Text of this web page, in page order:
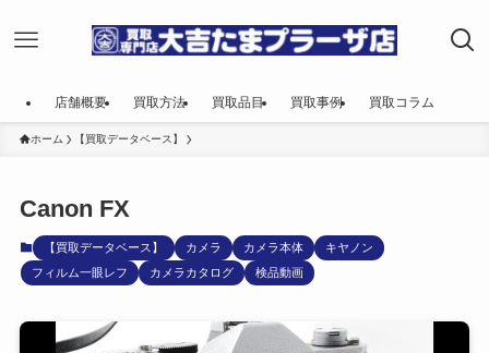
店舗概要 買取方法 買取品目 買取事例 買取コラム
ホーム 【買取データベース】
Canon FX
【買取データベース】 カメラ カメラ本体
キヤノン
フィルム一眼レフ
カメラカタログ 検品動画